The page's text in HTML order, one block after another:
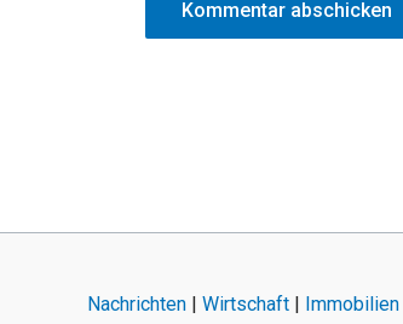
Nachrichten Wirtschaft Immobilien